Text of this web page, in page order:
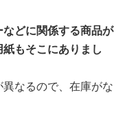
どに関係する商品が
もそこにありまし
なるので、在庫がな